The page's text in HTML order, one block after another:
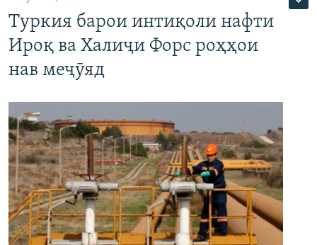
Туркия барои интиқоли нафти
Ироқ ва Халиҷи Форс роҳҳои
нав меҷӯяд